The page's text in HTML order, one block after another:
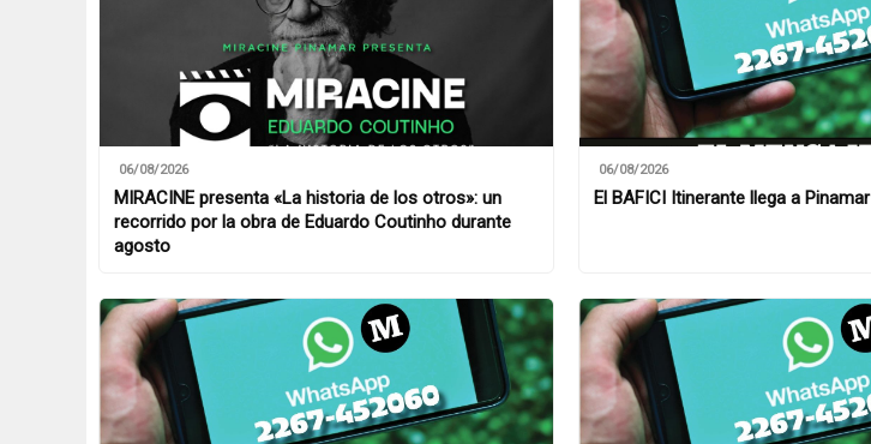
06/08/2026
MIRACINE presenta «La historia de los otros»: un
recorrido por la obra de Eduardo Coutinho durante
agosto
06/08/2026
El BAFICI Itinerante llega a Pinamar